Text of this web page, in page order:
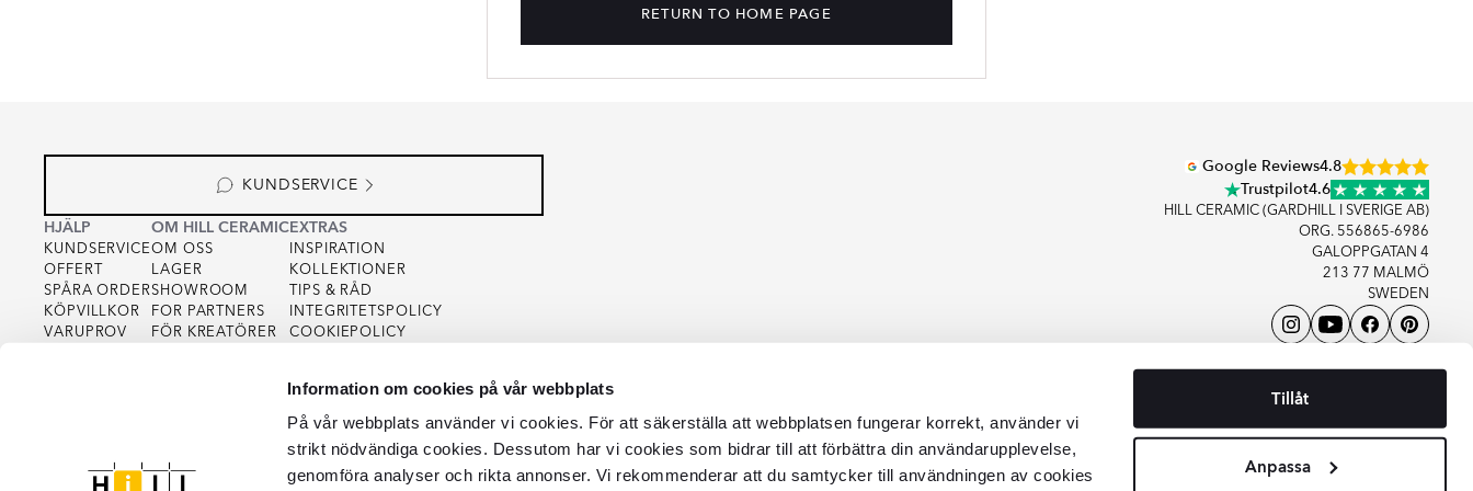
Information om cookies på vår webbplats
På vår webbplats använder vi cookies. För att säkerställa att webbplatsen fungerar korrekt, använder vi
strikt nödvändiga cookies. Dessutom har vi cookies som bidrar till att förbättra din användarupplevelse,
genomföra analyser och rikta annonser. Vi rekommenderar att du samtycker till användningen av cookies
Tillåt
Anpassa
RETURN TO HOME PAGE
KUNDSERVICE
HJÄLP
KUNDSERVICE
OFFERT
SPÅRA ORDER
KÖPVILLKOR
VARUPROV
OM HILL CERAMIC
OM OSS
LAGER
SHOWROOM
FOR PARTNERS
FÖR KREATÖRER
EXTRAS
INSPIRATION
KOLLEKTIONER
TIPS & RÅD
INTEGRITETSPOLICY
COOKIEPOLICY
Google Reviews4.8
Trustpilot4.6
HILL CERAMIC (GARDHILL I SVERIGE AB)
ORG. 556865-6986
GALOPPGATAN 4
213 77 MALMÖ
SWEDEN